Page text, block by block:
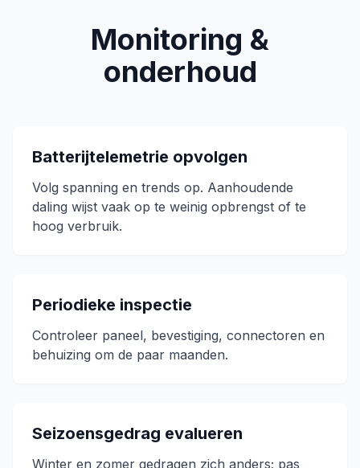
Monitoring &
onderhoud
Batterijtelemetrie opvolgen
Volg spanning en trends op. Aanhoudende
daling wijst vaak op te weinig opbrengst of te
hoog verbruik.
Periodieke inspectie
Controleer paneel, bevestiging, connectoren en
behuizing om de paar maanden.
Seizoensgedrag evalueren
Winter en zomer gedragen zich anders; pas